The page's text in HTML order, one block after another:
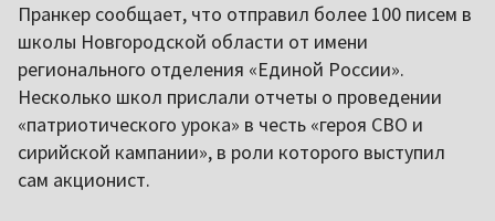
Пранкер сообщает, что отправил более 100 писем в
школы Новгородской области от имени
регионального отделения «Единой России».
Несколько школ прислали отчеты о проведении
«патриотического урока» в честь «героя СВО и
сирийской кампании», в роли которого выступил
сам акционист.